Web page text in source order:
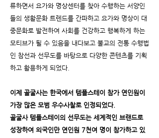
류하면서 요가와 명상센터를 찾아 수행하는 서양인
들의 생활문화 트렌드를 간파하고 요가와 명상이 대
중문화로 발전하여 사회를 건강하고 행복하게 하는
모티브가 될 수 있음을 내다보고 불교의 전통 수행법
인 참선과 선무도를 바탕으로 다양한 콘텐츠를 기획
하고 활용하게 되었다.
이제 골굴사는 한국에서 템플스테이 참가 연인원이
가장 많은 모범 우수사찰로 인정되었다.
골굴사 템플스테이의 선무도는 세계적인 브랜드로
성장하여 외국인만 연인원 7천여 명이 참가하고 있